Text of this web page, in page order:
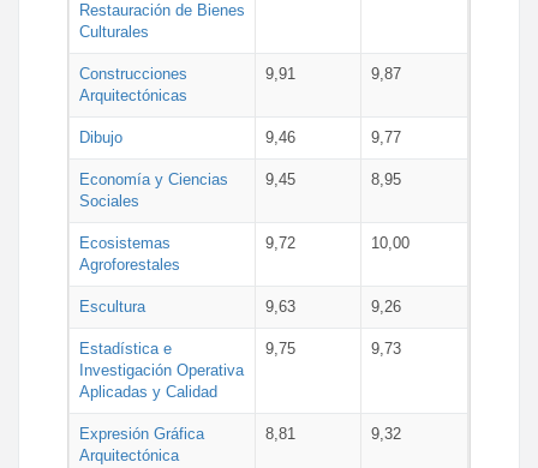
Restauración de Bienes
Culturales
Construcciones
Arquitectónicas
9,91 9,87
Dibujo 9,46 9,77
Economía y Ciencias
Sociales
9,45 8,95
Ecosistemas
Agroforestales
9,72 10,00
Escultura 9,63 9,26
Estadística e
Investigación Operativa
Aplicadas y Calidad
9,75 9,73
Expresión Gráfica
Arquitectónica
8,81 9,32